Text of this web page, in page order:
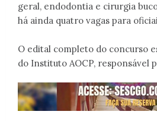
geral, endodontia e cirurgia
há ainda quatro vagas para
O edital completo do concurso
do Instituto AOCP, responsável